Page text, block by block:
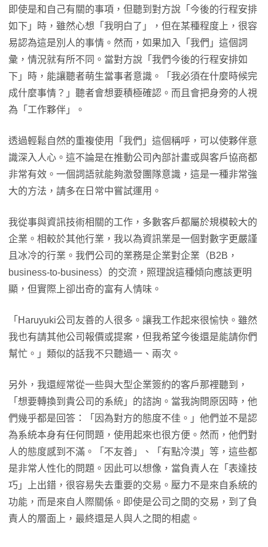
即使是和自己有關的事項，但聽到對方說「今後的行程安排
如下」時，雖然心想「我明白了」，但在某種程度上，很容
易認為這是別人的事情。然而，如果加入「我們」這個詞
彙，情況就有所不同。當對方說「我們今後的行程安排如
下」時，能讓聽者萌生當事者意識。「我必須在什麼時候完
成什麼事情？」聽者會想要積極確認。而且會把身旁的人視
為「工作夥伴」。
透過輕鬆自然的重複使用「我們」這個稱呼，可以使夥伴意
識深入人心。這不論是在推動公司內部計畫或與客戶協商都
非常有效。一個詞語就能夠激發團隊意識，這是一種非常強
大的方法，請多在日常中嘗試運用。
我從事與資訊技術相關的工作，多數客戶都屬於規模較大的
企業。相較於其他行業，我以為資訊業是一個對數字更嚴謹
且冰冷的行業。我們公司的業務是企業對企業（B2B，
business-to-business）的交流，照理說這種傾向應該更明
顯，但實際上卻出奇的富有人情味。
「Haruyuki公司友善的人很多。讓我工作起來很愉快。雖然
我也有請其他公司報價或提案，但我希望今後還是能請你們
幫忙。」類似的話我不只聽過一、兩次。
另外，我還經常從一些與大型企業簽約的客戶那裡聽到，
「想要轉換到貴公司的系統」的諮詢。當我詢問原因時，他
們幾乎都是回答：「因為對方的態度不佳。」他們並不是認
為系統本身有任何問題，使用起來也很方便。然而，他們對
人的態度感到不滿。「不友善」、「有點冷漠」等，這些都
是非常人性化的問題。因此可以想像，當負責人在「表達技
巧」上出錯，很容易失去重要的交易。壓力不是來自系統的
功能，而是來自人際關係。即使是公司之間的交易，到了負
責人的層面上，最終還是人與人之間的相處。